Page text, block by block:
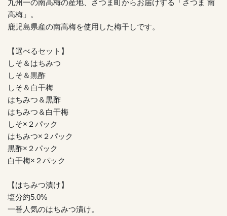
九州一の南高梅の産地、さつま町からお届けする「さつま 南
高梅」。
鹿児島県産の南高梅を使用した梅干しです。
【選べるセット】
しそ＆はちみつ
しそ＆黒酢
しそ＆白干梅
はちみつ＆黒酢
はちみつ＆白干梅
しそ×２パック
はちみつ×２パック
黒酢×２パック
白干梅×２パック
【はちみつ漬け】
塩分約5.0%
一番人気のはちみつ漬け。